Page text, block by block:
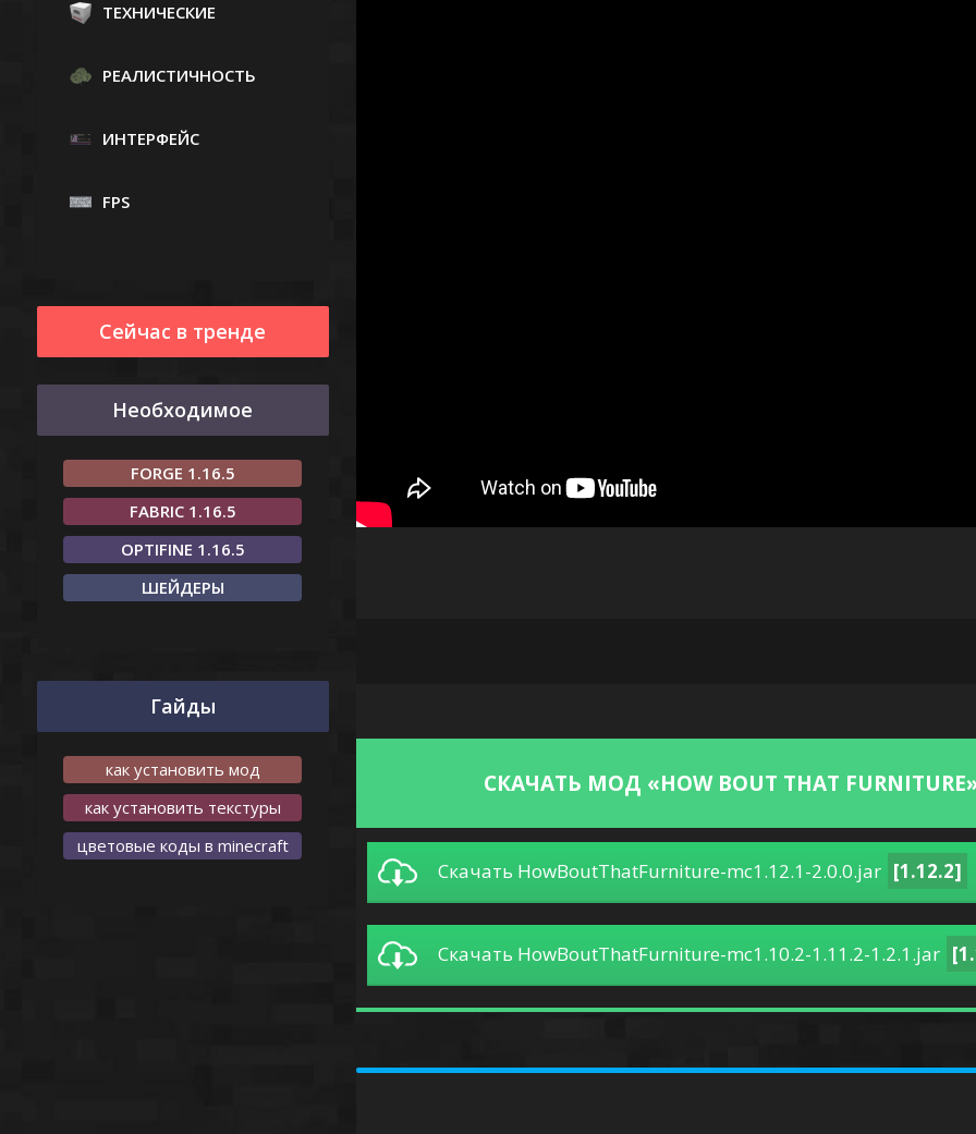
СКАЧАТЬ МОД «HOW BOUT THAT
Скачать HowBoutThatFurniture-mc1.12.1-2.0.0.jar [1.12.2]
Скачать HowBoutThatFurniture-mc1.10.2-1.11.2-1.2.1.jar
ТЕХНИЧЕСКИЕ
РЕАЛИСТИЧНОСТЬ
ИНТЕРФЕЙС
FPS
Сейчас в тренде
Необходимое
FORGE 1.16.5
FABRIC 1.16.5
OPTIFINE 1.16.5
ШЕЙДЕРЫ
Гайды
как установить мод
как установить текстуры
цветовые коды в minecraft